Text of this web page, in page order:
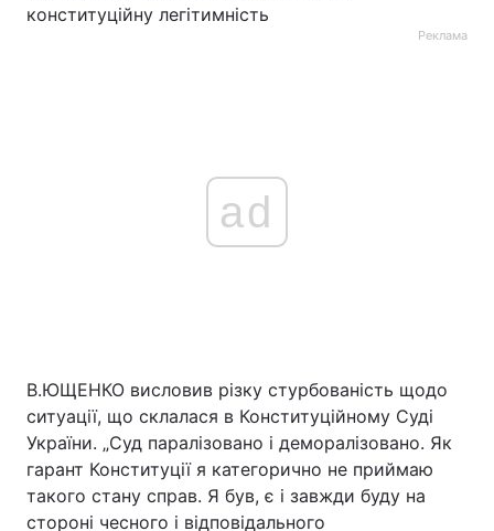
конституційну легітимність
Реклама
ad
В.ЮЩЕНКО висловив різку стурбованість щодо
ситуації, що склалася в Конституційному Суді
України. „Суд паралізовано і деморалізовано. Як
гарант Конституції я категорично не приймаю
такого стану справ. Я був, є і завжди буду на
стороні чесного і відповідального